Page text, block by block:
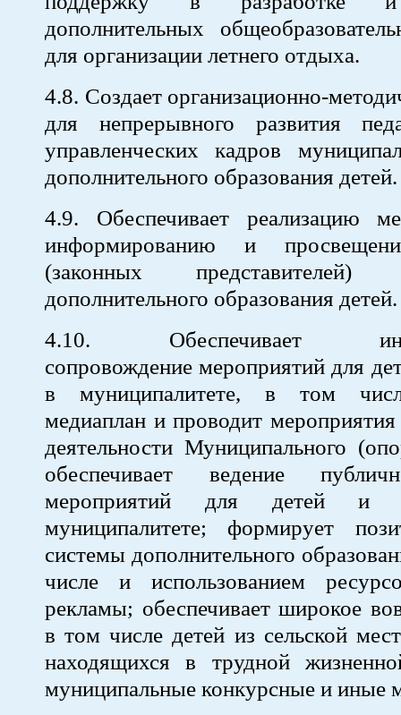
дополнительных
для организации летнего отдыха.
4.8. Создает организационно-
для непрерывного развития
управленческих кадров
дополнительного образования детей.
4.9. Обеспечивает реализацию
информированию и
(законных
дополнительного образования детей.
4.10. Обеспечивает
сопровождение мероприятий для
в муниципалитете, в том
медиаплан и проводит
деятельности Муниципального
обеспечивает ведение
мероприятий для детей и
муниципалитете; формирует
системы дополнительного
числе и использованием
рекламы; обеспечивает широкое
в том числе детей из сельской
находящихся в трудной
муниципальные конкурсные и иные